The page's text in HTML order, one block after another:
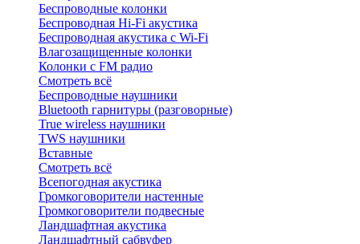
Беспроводные колонки
Беспроводная Hi-Fi акустика
Беспроводная акустика с Wi-Fi
Влагозащищенные колонки
Колонки с FM радио
Смотреть всё
Беспроводные наушники
Bluetоoth гарнитуры (разговорные)
True wireless наушники
TWS наушники
Вставные
Смотреть всё
Всепогодная акустика
Громкоговорители настенные
Громкоговорители подвесные
Ландшафтная акустика
Ландшафтный сабвуфер